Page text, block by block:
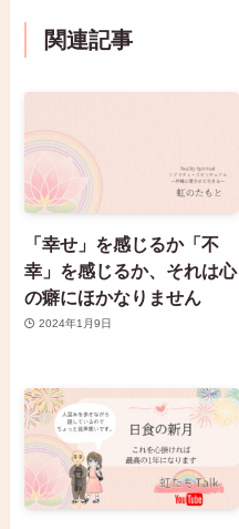
関連記事
「幸せ」を感じるか「不
幸」を感じるか、それは心
の癖にほかなりません
2024年1月9日